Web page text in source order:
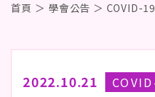
首頁 ＞ 學會公告 ＞ COVID-
2022.10.21